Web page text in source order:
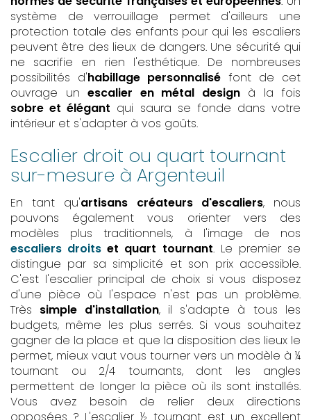
système de verrouillage permet d'ailleurs une
protection totale des enfants pour qui les escaliers
peuvent être des lieux de dangers. Une sécurité qui
ne sacrifie en rien l'esthétique. De nombreuses
possibilités d'habillage personnalisé font de cet
ouvrage un escalier en métal designà la fois
sobre et élégant qui saura se fonde dans votre
intérieur et s'adapter à vos goûts.
Escalier droit ou quart tournant
sur-mesure à Argenteuil
En tant qu'artisans créateurs d'escaliers, nous
pouvons également vous orienter vers des
modèles plus traditionnels, à l'image de nos
escaliers droits et quart tournant. Le premier se
distingue par sa simplicité et son prix accessible.
C'est l'escalier principal de choix si vous disposez
d'une pièce où l'espace n'est pas un problème.
Très simple d'installation, il s'adapte à tous les
budgets, même les plus serrés. Si vous souhaitez
gagner de la place et que la disposition des lieux le
permet, mieux vaut vous tourner vers un modèle à ¼
tournant ou 2/4 tournants, dont les angles
permettent de longer la pièce où ils sont installés.
Vous avez besoin de relier deux directions